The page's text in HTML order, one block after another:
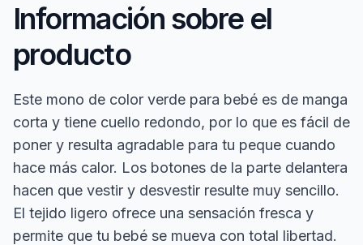
Información sobre el
producto
Este mono de color verde para bebé es de manga
corta y tiene cuello redondo, por lo que es fácil de
poner y resulta agradable para tu peque cuando
hace más calor. Los botones de la parte delantera
hacen que vestir y desvestir resulte muy sencillo.
El tejido ligero ofrece una sensación fresca y
permite que tu bebé se mueva con total libertad.